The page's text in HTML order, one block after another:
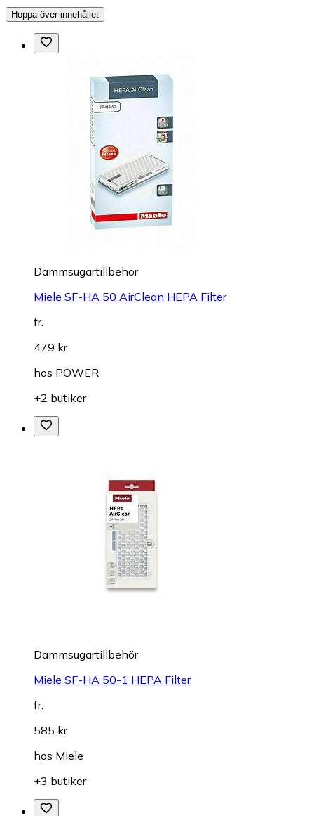
Hoppa över innehållet
Dammsugartillbehör
Miele SF-HA 50 AirClean HEPA Filter
fr.
479 kr
hos POWER
+2 butiker
Dammsugartillbehör
Miele SF-HA 50-1 HEPA Filter
fr.
585 kr
hos Miele
+3 butiker